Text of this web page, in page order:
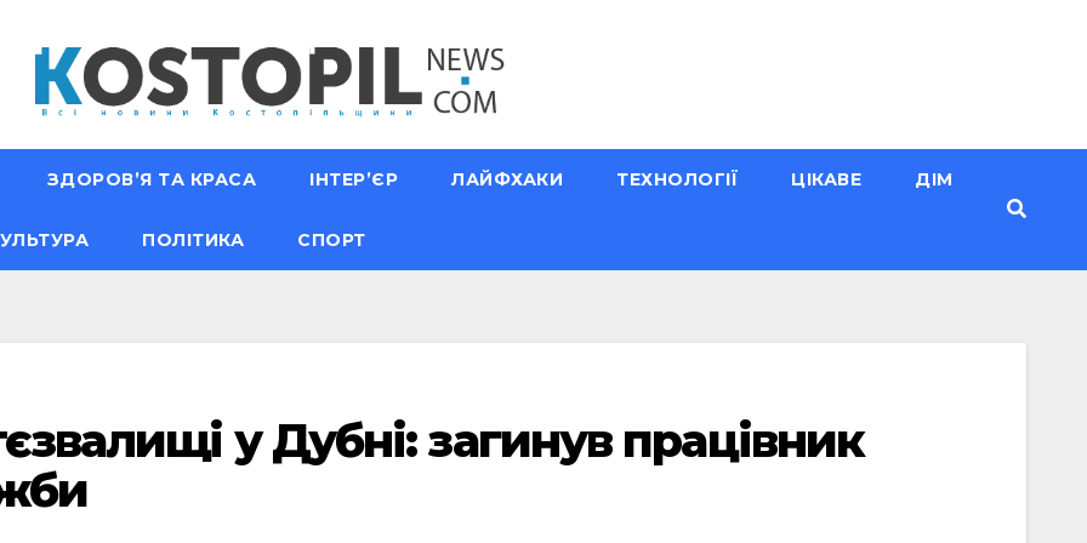
ЗДОРОВ’Я ТА КРАСА ІНТЕР’ЄР ЛАЙФХАКИ ТЕХНОЛОГІЇ ЦІКАВЕ ДІМ
ПОЛІТИКА СПОРТ
у Дубні: загинув працівник